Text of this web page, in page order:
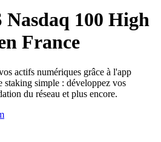
Nasdaq 100 High
France
actifs numériques grâce à l'app
simple : développez vos
du réseau et plus encore.